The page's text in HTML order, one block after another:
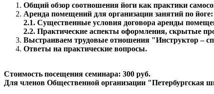
Общий обзор соотношения йоги как практики
Аренда помещений для организации занятий по йоге:
2.1. Существенные условия договора аренды
2.2. Практические аспекты оформления, скрытые
Выстраиваем трудовые отношения "Инструктор –
Ответы на практические вопросы.
Стоимость посещения семинара: 300 руб.
Для членов Общественной организации "Петербургская